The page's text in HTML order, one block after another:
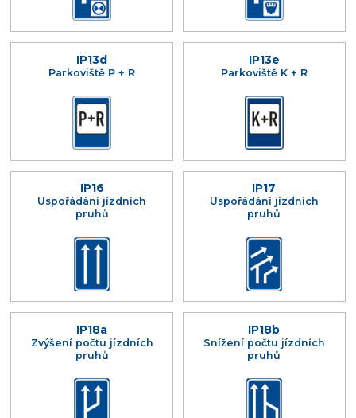
IP13d
Parkoviště P + R
IP13e
Parkoviště K + R
IP16
Uspořádání jízdních
pruhů
IP17
Uspořádání jízdních
pruhů
IP18a
Zvýšení počtu jízdních
pruhů
IP18b
Snížení počtu jízdních
pruhů